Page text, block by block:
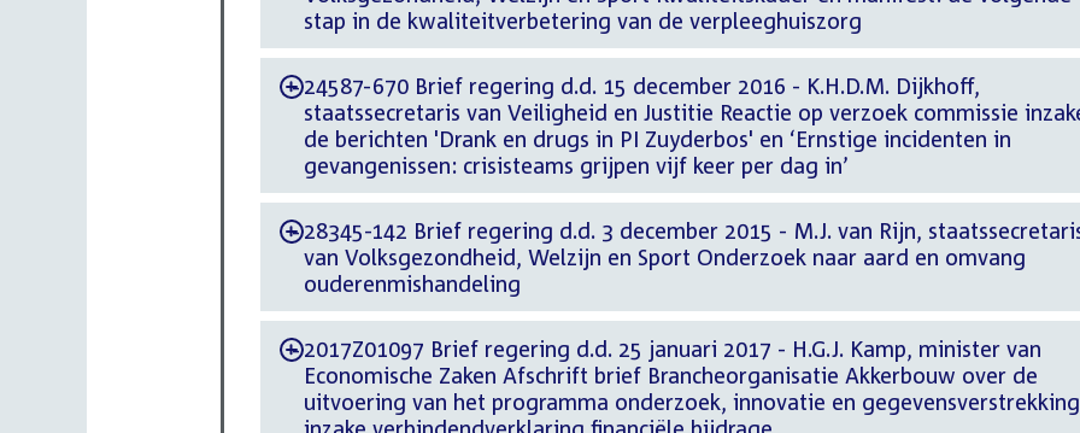
stap in de kwaliteitverbetering van de verpleeghuiszorg
-24587-670 Brief regering d.d. 15 december 2016 - K.H.D.M. Dijkhoff,
staatssecretaris van Veiligheid en Justitie Reactie op verzoek commissie
de berichten 'Drank en drugs in PI Zuyderbos' en ‘Ernstige incidenten in
gevangenissen: crisisteams grijpen vijf keer per dag in’
-28345-142 Brief regering d.d. 3 december 2015 - M.J. van Rijn,
van Volksgezondheid, Welzijn en Sport Onderzoek naar aard en omvang
ouderenmishandeling
-2017Z01097 Brief regering d.d. 25 januari 2017 - H.G.J. Kamp, minister van
Economische Zaken Afschrift brief Brancheorganisatie Akkerbouw over de
uitvoering van het programma onderzoek, innovatie en gegevensverstrekking